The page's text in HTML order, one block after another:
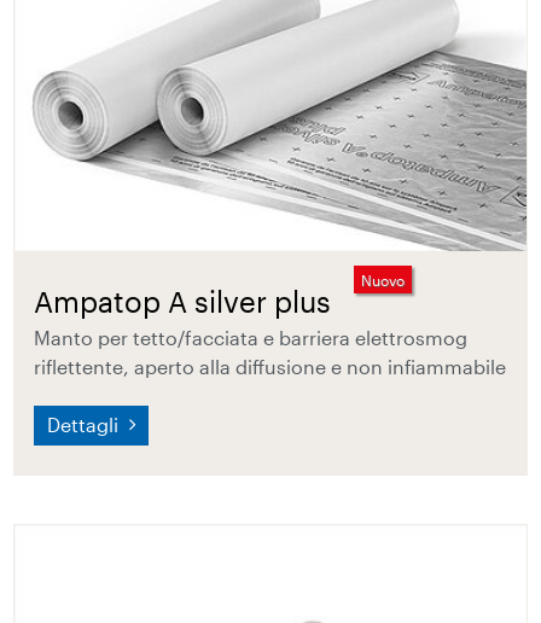
Ampatop A silver plus
Nuovo
Manto per tetto/facciata e barriera elettrosmog
riflettente, aperto alla diffusione e non infiammabile
Dettagli